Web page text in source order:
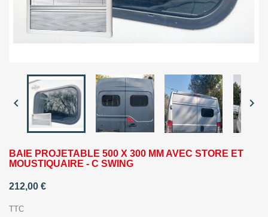
 
BAIE PROJETABLE 500 X 300 MM AVEC STORE ET
MOUSTIQUAIRE - C SWING
212,00 €
TTC